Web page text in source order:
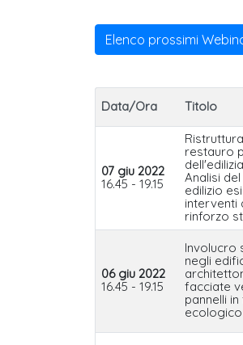
Elenco prossimi
Data/Ora Titolo
07 giu 2022
16.45 - 19.15
restauro
Analisi
edilizio
interventi
rinforzo
06 giu 2022
16.45 - 19.15
Involucro
negli
facciate
pannelli
ecologico